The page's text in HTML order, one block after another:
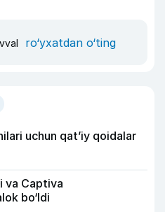
ro‘yxatdan o‘ting
uchun qat’iy qoidalar
va Captiva
bo‘ldi